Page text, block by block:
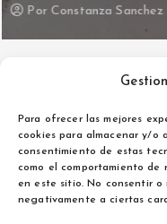
Para ofrecer las mejores
cookies para almacenar y/o
consentimiento de estas
como el comportamiento de
en este sitio. No consentir
negativamente a ciertas
PorMaria Izquierdo
Aviso legal
Política de privacidad